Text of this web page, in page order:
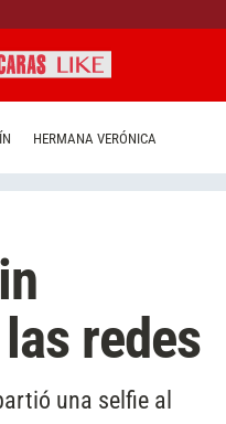
HERMANA VERÓNICA
redes
una selfie al